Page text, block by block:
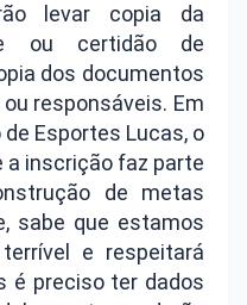
levar copia da
ou certidão de
dos documentos
responsáveis. Em
Esportes Lucas, o
a inscrição faz parte
de metas
sabe que estamos
e respeitará
é preciso ter dados